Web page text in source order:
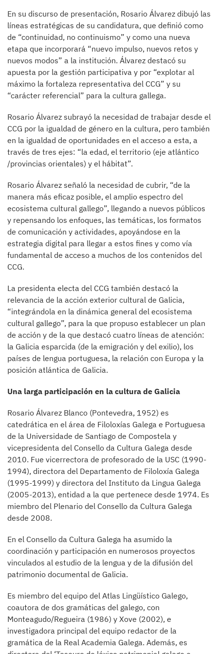
En su discurso de presentación, Rosario Álvarez dibujó las
líneas estratégicas de su candidatura, que definió como
de “continuidad, no continuismo” y como una nueva
etapa que incorporará “nuevo impulso, nuevos retos y
nuevos modos” a la institución. Álvarez destacó su
apuesta por la gestión participativa y por “explotar al
máximo la fortaleza representativa del CCG” y su
“carácter referencial” para la cultura gallega.
Rosario Álvarez subrayó la necesidad de trabajar desde el
CCG por la igualdad de género en la cultura, pero también
en la igualdad de oportunidades en el acceso a esta, a
través de tres ejes: “la edad, el territorio (eje atlántico
/provincias orientales) y el hábitat”.
Rosario Álvarez señaló la necesidad de cubrir, “de la
manera más eficaz posible, el amplio espectro del
ecosistema cultural gallego”, llegando a nuevos públicos
y repensando los enfoques, las temáticas, los formatos
de comunicación y actividades, apoyándose en la
estrategia digital para llegar a estos fines y como vía
fundamental de acceso a muchos de los contenidos del
CCG.
La presidenta electa del CCG también destacó la
relevancia de la acción exterior cultural de Galicia,
“integrándola en la dinámica general del ecosistema
cultural gallego”, para la que propuso establecer un plan
de acción y de la que destacó cuatro líneas de atención:
la Galicia esparcida (de la emigración y del exilio), los
países de lengua portuguesa, la relación con Europa y la
posición atlántica de Galicia.
Una larga participación en la cultura de Galicia
Rosario Álvarez Blanco (Pontevedra, 1952) es
catedrática en el área de Filoloxías Galega e Portuguesa
de la Universidade de Santiago de Compostela y
vicepresidenta del Consello da Cultura Galega desde
2010. Fue vicerrectora de profesorado de la USC (1990-
1994), directora del Departamento de Filoloxía Galega
(1995-1999) y directora del Instituto da Lingua Galega
(2005-2013), entidad a la que pertenece desde 1974. Es
miembro del Plenario del Consello da Cultura Galega
desde 2008.
En el Consello da Cultura Galega ha asumido la
coordinación y participación en numerosos proyectos
vinculados al estudio de la lengua y de la difusión del
patrimonio documental de Galicia.
Es miembro del equipo del Atlas Lingüístico Galego,
coautora de dos gramáticas del galego, con
Monteagudo/Regueira (1986) y Xove (2002), e
investigadora principal del equipo redactor de la
gramática de la Real Academia Galega. Además, es